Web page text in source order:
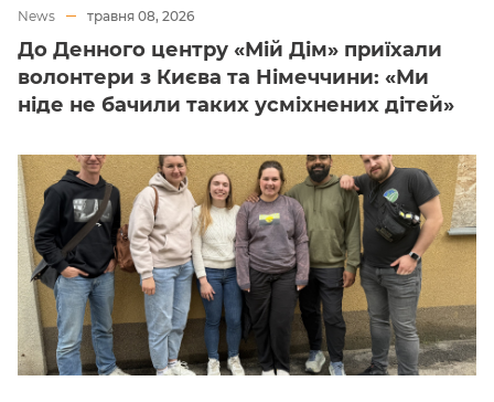
News травня 08, 2026
До Денного центру «Мій Дім» приїхали
волонтери з Києва та Німеччини: «Ми
ніде не бачили таких усміхнених дітей»